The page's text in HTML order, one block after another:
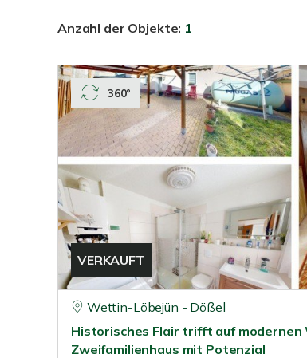
Anzahl der Objekte: 1
VERKAUFT
360°
Wettin-Löbejün - Dößel
Historisches Flair trifft auf
Zweifamilienhaus mit Potenzial